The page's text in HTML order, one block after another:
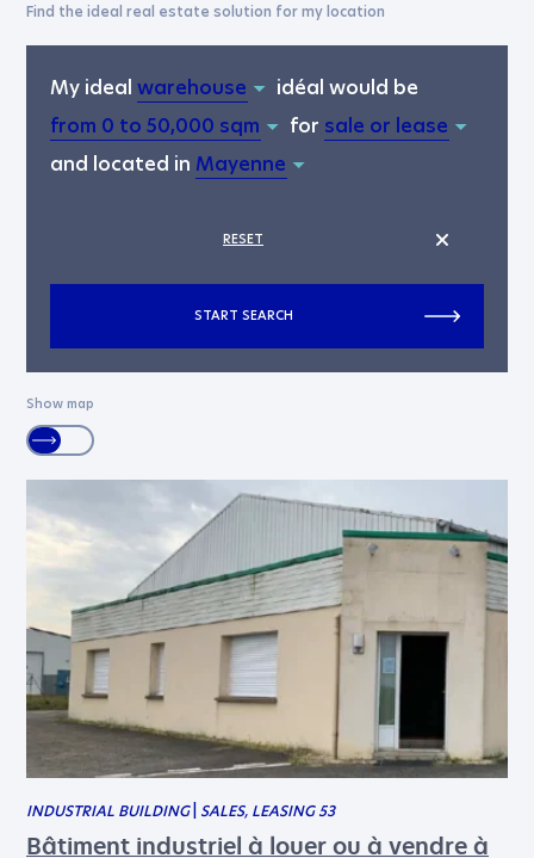
Find the ideal real estate solution for my location
My ideal
idéal would be
for
and located in
RESET
START SEARCH
Show map
INDUSTRIAL BUILDING SALES, LEASING 53
Bâtiment industriel à louer ou à vendre à